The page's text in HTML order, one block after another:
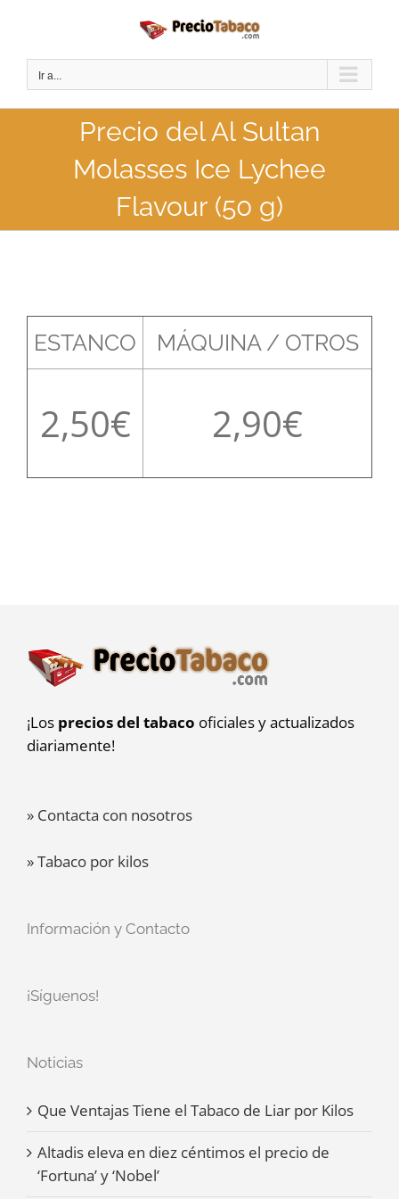
contenido
Ir a...
Precio del Al Sultan
Molasses Ice Lychee
Flavour (50 g)
ESTANCO MÁQUINA / OTROS
2,50 2,90
¡Los precios del tabaco oficiales y actualizados
diariamente!
» Contacta con nosotros
» Tabaco por kilos
Información y Contacto
¡Síguenos!
Noticias
Que Ventajas Tiene el Tabaco de Liar por Kilos
Altadis eleva en diez céntimos el precio de
‘Fortuna’ y ‘Nobel’